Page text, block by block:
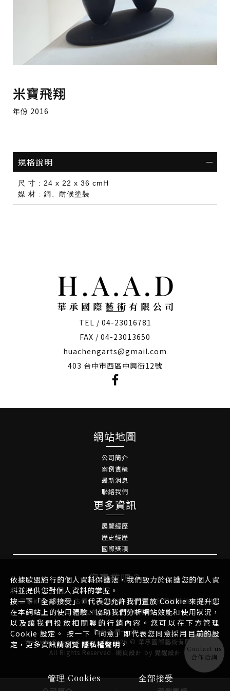
米寶飛翔
年份 2016
規格說明
尺 寸 : 24 x 22 x 36 cmH
媒 材 : 銅、耐候塗裝
TEL / 04-23016781
FAX / 04-23013650
huachengarts@gmail.com
403 台中市西區中興街12號
網站地圖
公司簡介
案例實績
最新消息
聯絡我們
更多資訊
展覽經歷
歷史經歷
國際獎項
您專業嗎？
您是藝術家、藝廊、估價師、收藏家，並希望將我們的藝術作品添加
到您的生活或空間中嗎？
聯絡我們
Website DesignCopyright 2026 © 華承國際藝術有限公司
All Rights Reserved. 網頁設計 by 覺醒設計 Contact us
合作洽詢
依據歐盟施行的個人資料保護法，我們致力於保護您的個人資
料並提供您對個人資料的掌握。
按一下「全部接受」，代表您允許我們置放 Cookie 來提升您
在本網站上的使用體驗、協助我們分析網站效能和使用狀況，
以及讓我們投放相關聯的行銷內容。您可以在下方管理
Cookie 設定。 按一下「同意」即代表您同意採用目前的設
定，更多資訊請瀏覽隱私權聲明。
管理 Cookies 全部接受